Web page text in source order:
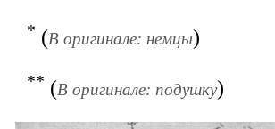
* (В оригинале: немцы)
** (В оригинале: подушку)